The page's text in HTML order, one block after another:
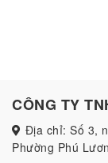
CÔNG TY
Địa chỉ: Số 3,
Phường Phú